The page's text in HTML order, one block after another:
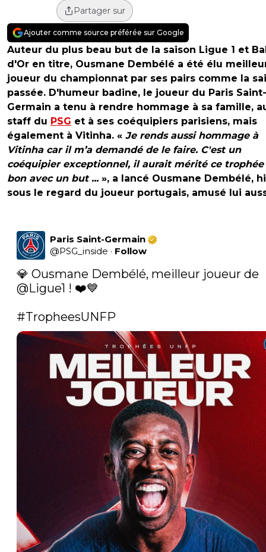
Partager sur
Ajouter comme source préférée sur Google
Auteur du plus beau but de la saison Ligue 1 et
d'Or en titre, Ousmane Dembélé a été élu
joueur du championnat par ses pairs comme la
passée. D'humeur badine, le joueur du Paris Saint-
Germain a tenu à rendre hommage à sa famille,
staff du PSG et à ses coéquipiers parisiens, mais
également à Vitinha. « Je rends aussi hommage à
Vitinha car il m’a demandé de le faire. C'est un
coéquipier exceptionnel, il aurait mérité ce trophée
bon avec un but ... », a lancé Ousmane Dembélé,
sous le regard du joueur portugais, amusé lui
Paris Saint-Germain
@PSG_inside · Follow
@Ligue1 ! ❤️💙
#TropheesUNFP